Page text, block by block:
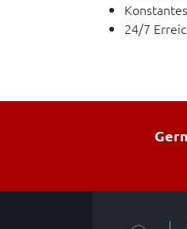
24/7